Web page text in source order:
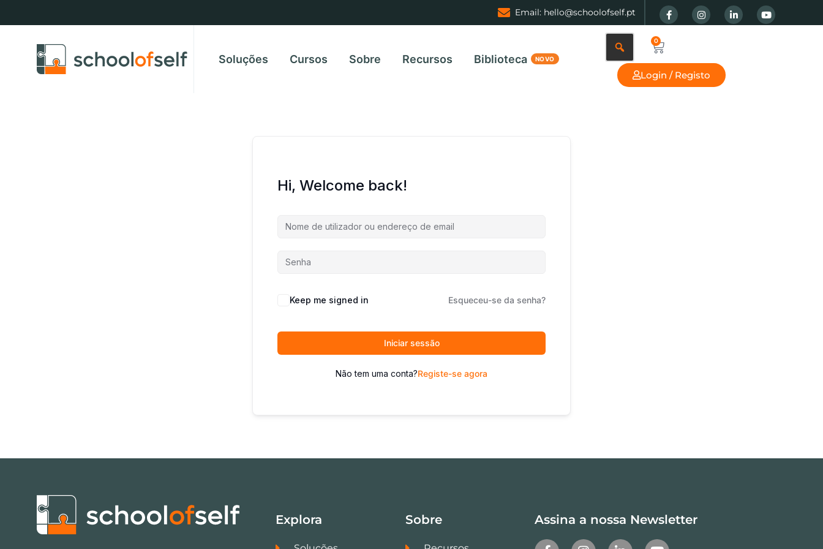
Email: hello@schoolofself.pt
Soluções Cursos Sobre Recursos Biblioteca
0
Login / Registo
Hi, Welcome back!
Keep me signed in Esqueceu-se da senha?
Iniciar sessão
Não tem uma conta?Registe-se agora
Explora Sobre Assina a nossa Newsletter